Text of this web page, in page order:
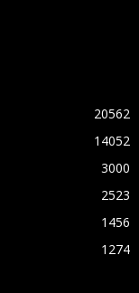
20562
14052
3000
2523
1456
1274